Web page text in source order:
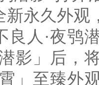
新永久外观
良人·夜鸮
影」后，
」至臻外